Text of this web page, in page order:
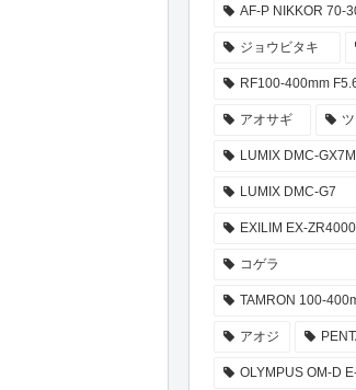
AF-P NIKKOR 70-
ジョウビタキ
RF100-400mm
アオサギ
LUMIX DMC-
LUMIX DMC-G7
EXILIM EX-ZR4000
コゲラ
TAMRON 100-
アオジ
OLYMPUS OM-D